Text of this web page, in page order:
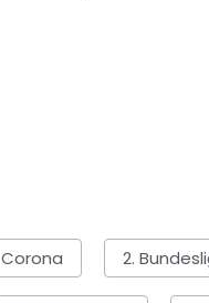
Corona 2.